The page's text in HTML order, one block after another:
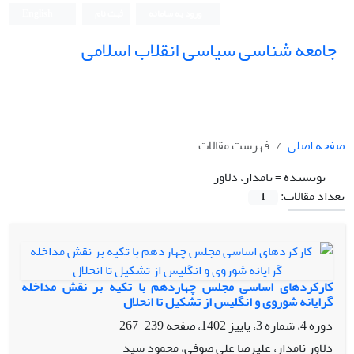
جامعه شناسی سیاسی انقلاب اسلامی
صفحه اصلی
فهرست مقالات
نویسنده =نامدار، دلاور
تعداد مقالات:
1
کارکردهای اساسی مجلس چهاردهم با تکیه بر نقش مداخله
گرایانه شوروی و انگلیس از تشکیل تا انحلال
دوره 4، شماره 3، پاییز 1402، صفحه
239-267
دلاور نامدار، علیرضا علی صوفی، محمود سید